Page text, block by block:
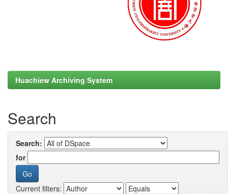
Huachiew Archiving System
Search
Search:
for
Current filters: